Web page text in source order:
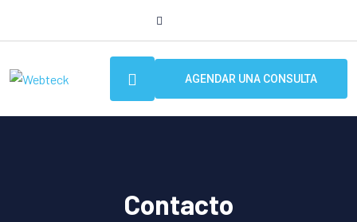
AGENDAR UNA CONSULTA
Contacto